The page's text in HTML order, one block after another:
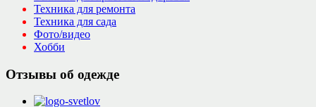
Техника для ремонта
Техника для сада
Фото/видео
Хобби
Отзывы об одежде